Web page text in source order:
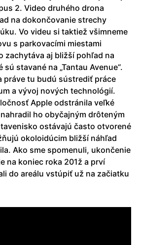
2. Video druhého drona
na dokončovanie strechy
Vo videu si taktiež všimneme
s parkovacími miestami
zachytáva aj bližší pohľad na
stavané na „Tantau Avenue“.
práve tu budú sústrediť práce
a vývoj nových technológií.
Apple odstránila veľké
ho obyčajným drôteným
ostávajú často otvorené
okoloidúcim bližší náhľad
Ako sme spomenuli, ukončenie
na koniec roka 201ž a prví
do areálu vstúpiť už na začiatku